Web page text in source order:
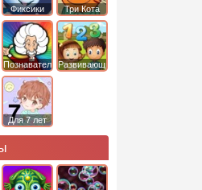
Фиксики Три Кота
ПознавательныеРазвивающие
Для 7 лет